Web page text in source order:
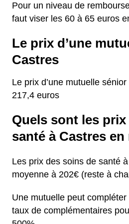
Pour un niveau de
faut viser les 60 à 65 euros
Le prix d’une
Castres
Le prix d’une mutuelle
217,4 euros
Quels sont les
santé à Castres
Les prix des soins de santé
moyenne à 202€ (reste à
Une mutuelle peut
taux de complémentaires